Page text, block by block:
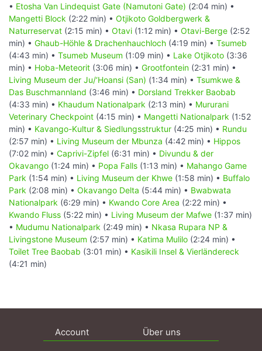
• Etosha Van Lindequist Gate (Namutoni Gate) (2:04 min) •
Mangetti Block (2:22 min) • Otjikoto Goldbergwerk &
Naturreservat (2:15 min) • Otavi (1:12 min) • Otavi-Berge (2:52
min) • Ghaub-Höhle & Drachenhauchloch (4:19 min) • Tsumeb
(4:43 min) • Tsumeb Museum (1:09 min) • Lake Otjikoto (3:36
min) • Hoba-Meteorit (3:06 min) • Grootfontein (2:31 min) •
Living Museum der Ju/‘Hoansi (San) (1:34 min) • Tsumkwe &
Das Buschmannland (3:46 min) • Dorsland Trekker Baobab
(4:33 min) • Khaudum Nationalpark (2:13 min) • Mururani
Veterinary Checkpoint (4:15 min) • Mangetti Nationalpark (1:52
min) • Kavango-Kultur & Siedlungsstruktur (4:25 min) • Rundu
(2:57 min) • Living Museum der Mbunza (4:42 min) • Hippos
(7:02 min) • Caprivi-Zipfel (6:31 min) • Divundu & der
Okavango (1:24 min) • Popa Falls (1:13 min) • Mahango Game
Park (1:54 min) • Living Museum der Khwe (1:58 min) • Buffalo
Park (2:08 min) • Okavango Delta (5:44 min) • Bwabwata
Nationalpark (6:29 min) • Kwando Core Area (2:22 min) •
Kwando Fluss (5:22 min) • Living Museum der Mafwe (1:37 min)
• Mudumu Nationalpark (2:49 min) • Nkasa Rupara NP &
Livingstone Museum (2:57 min) • Katima Mulilo (2:24 min) •
Toilet Tree Baobab (3:01 min) • Kasikili Insel & Vierländereck
(4:21 min)
Account Über uns